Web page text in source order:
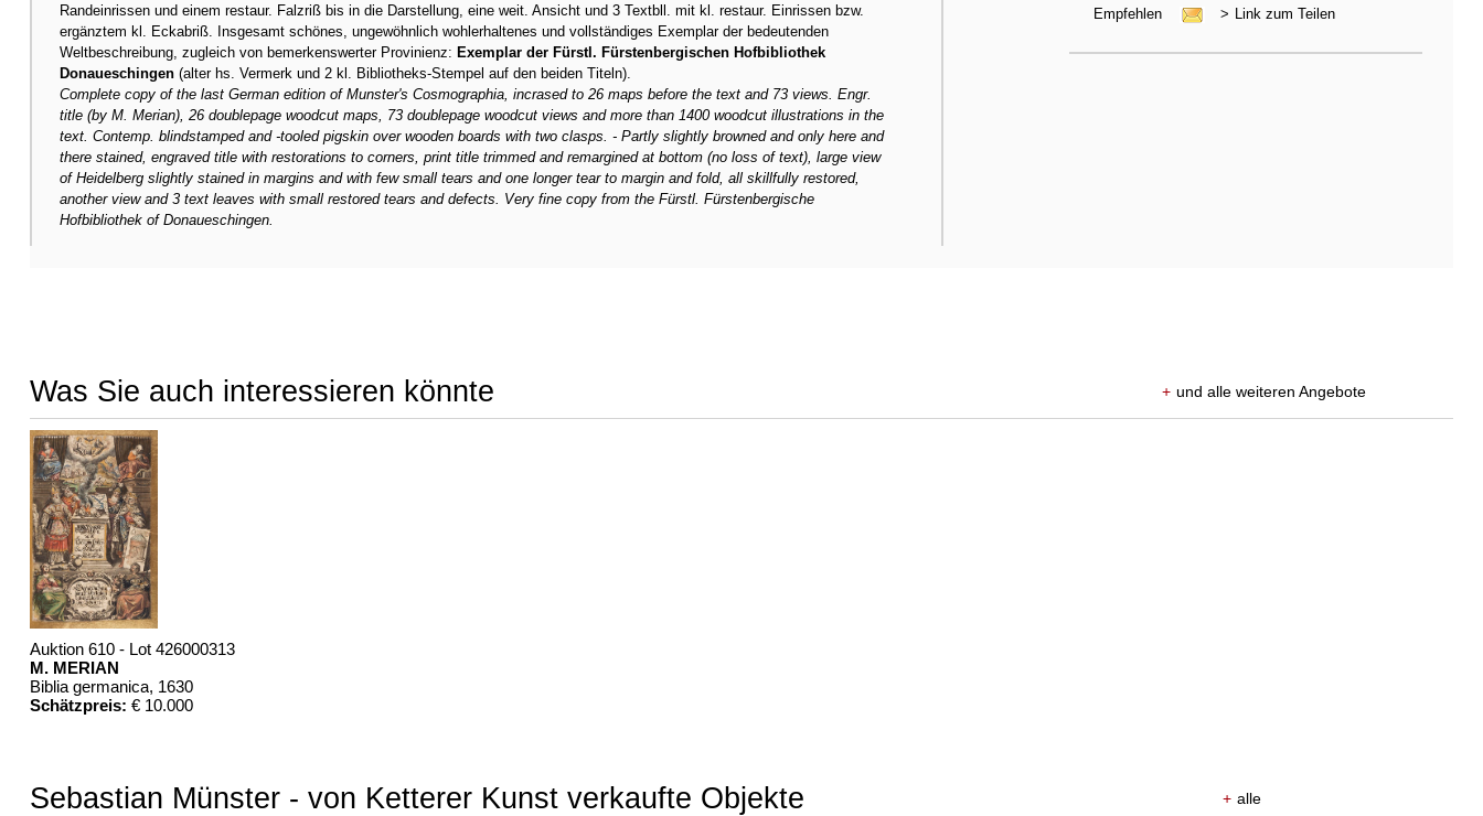
Randeinrissen und einem restaur. Falzriß bis in die Darstellung, eine weit. Ansicht und 3 Textbll. mit kl. restaur. Einrissen bzw.
ergänztem kl. Eckabriß. Insgesamt schönes, ungewöhnlich wohlerhaltenes und vollständiges Exemplar der bedeutenden
Weltbeschreibung, zugleich von bemerkenswerter Provinienz: Exemplar der Fürstl. Fürstenbergischen Hofbibliothek
Donaueschingen(alter hs. Vermerk und 2 kl. Bibliotheks-Stempel auf den beiden Titeln).
Complete copy of the last German edition of Munster's Cosmographia, incrased to 26 maps before the text and 73 views. Engr.
title (by M. Merian), 26 doublepage woodcut maps, 73 doublepage woodcut views and more than 1400 woodcut illustrations in the
text. Contemp. blindstamped and -tooled pigskin over wooden boards with two clasps. - Partly slightly browned and only here and
there stained, engraved title with restorations to corners, print title trimmed and remargined at bottom (no loss of text), large view
of Heidelberg slightly stained in margins and with few small tears and one longer tear to margin and fold, all skillfully restored,
another view and 3 text leaves with small restored tears and defects. Very fine copy from the Fürstl. Fürstenbergische
Hofbibliothek of Donaueschingen.
Empfehlen > Link zum Teilen
Was Sie auch interessieren könnte + und alle weiteren Angebote
Auktion 610 - Lot 426000313
M. MERIAN
Biblia germanica, 1630
Schätzpreis: € 10.000
Sebastian Münster - von Ketterer Kunst verkaufte Objekte + alle